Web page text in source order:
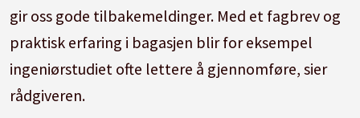
gir oss gode tilbakemeldinger. Med et fagbrev og
praktisk erfaring i bagasjen blir for eksempel
ingeniørstudiet ofte lettere å gjennomføre, sier
rådgiveren.